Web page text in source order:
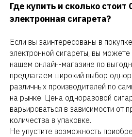
Где купить и сколько
электронная сигарета?
Если вы заинтересованы в
электронной сигареты, вы
нашем онлайн-магазине по
предлагаем широкий выбор
различных производителей по
на рынке. Цена одноразовой
варьироваться в зависимости от
количества в упаковке.
Не упустите возможность